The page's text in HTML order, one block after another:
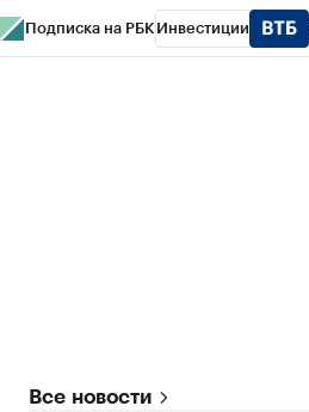
Подписка на РБК Инвестиции
Все новости